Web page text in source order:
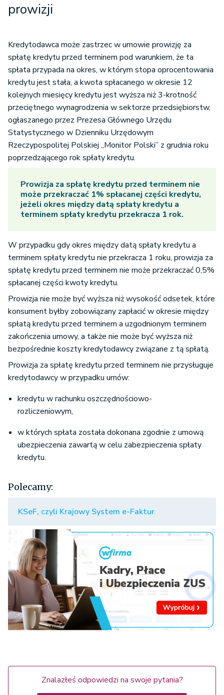
prowizji
Kredytodawca może zastrzec w umowie prowizję za
spłatę kredytu przed terminem pod warunkiem, że ta
spłata przypada na okres, w którym stopa oprocentowania
kredytu jest stała, a kwota spłacanego w okresie 12
kolejnych miesięcy kredytu jest wyższa niż 3-krotność
przeciętnego wynagrodzenia w sektorze przedsiębiorstw,
ogłaszanego przez Prezesa Głównego Urzędu
Statystycznego w Dzienniku Urzędowym
Rzeczypospolitej Polskiej „Monitor Polski” z grudnia roku
poprzedzającego rok spłaty kredytu.
Prowizja za spłatę kredytu przed terminem nie
może przekraczać 1% spłacanej części kredytu,
jeżeli okres między datą spłaty kredytu a
terminem spłaty kredytu przekracza 1 rok.
W przypadku gdy okres między datą spłaty kredytu a
terminem spłaty kredytu nie przekracza 1 roku, prowizja za
spłatę kredytu przed terminem nie może przekraczać 0,5%
spłacanej części kwoty kredytu.
Prowizja nie może być wyższa niż wysokość odsetek, które
konsument byłby zobowiązany zapłacić w okresie między
spłatą kredytu przed terminem a uzgodnionym terminem
zakończenia umowy, a także nie może być wyższa niż
bezpośrednie koszty kredytodawcy związane z tą spłatą.
Prowizja za spłatę kredytu przed terminem nie przysługuje
kredytodawcy w przypadku umów:
kredytu w rachunku oszczędnościowo-
rozliczeniowym,
w których spłata została dokonana zgodnie z umową
ubezpieczenia zawartą w celu zabezpieczenia spłaty
kredytu.
Polecamy:
KSeF, czyli Krajowy System e-Faktur
Znalazłeś odpowiedzi na swoje pytania?